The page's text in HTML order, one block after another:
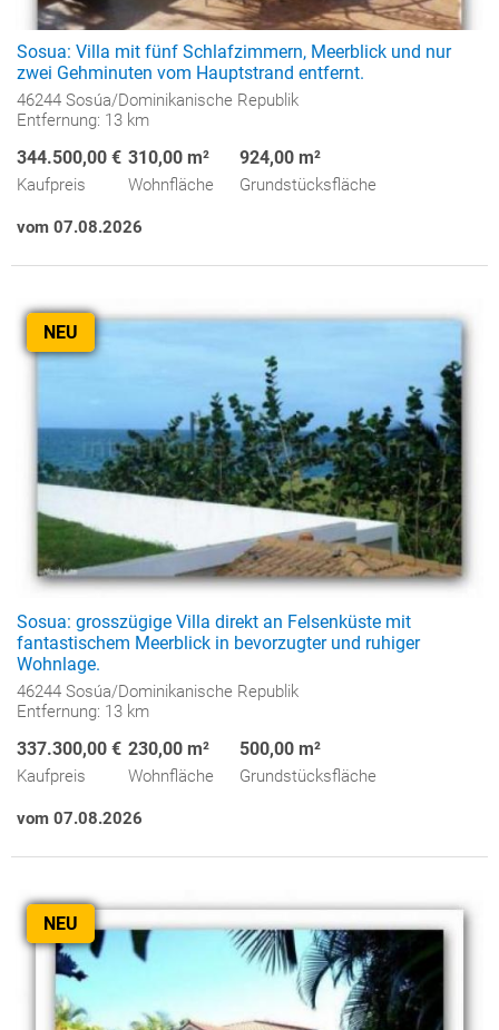
Sosua: Villa mit fünf Schlafzimmern, Meerblick und nur
zwei Gehminuten vom Hauptstrand entfernt.
46244 Sosúa/Dominikanische Republik
Entfernung: 13 km
344.500,00 €
Kaufpreis
310,00 m²
Wohnfläche
924,00 m²
Grundstücksfläche
vom 07.08.2026
NEU
Sosua: grosszügige Villa direkt an Felsenküste mit
fantastischem Meerblick in bevorzugter und ruhiger
Wohnlage.
46244 Sosúa/Dominikanische Republik
Entfernung: 13 km
337.300,00 €
Kaufpreis
230,00 m²
Wohnfläche
500,00 m²
Grundstücksfläche
vom 07.08.2026
NEU